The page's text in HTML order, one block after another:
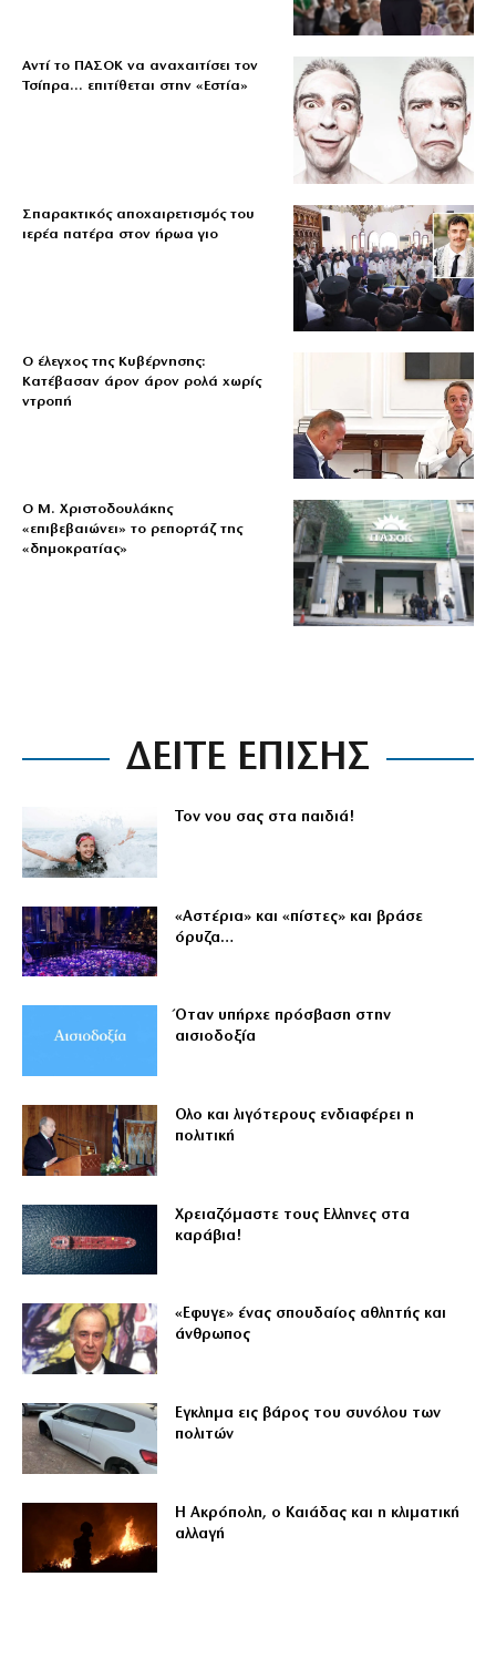
Αντί το ΠΑΣΟΚ να αναχαιτίσει τον
Τσίπρα… επιτίθεται στην «Εστία»
Σπαρακτικός αποχαιρετισμός του
ιερέα πατέρα στον ήρωα γιο
Ο έλεγχος της Κυβέρνησης:
Κατέβασαν άρον άρον ρολά χωρίς
ντροπή
O Μ. Χριστοδουλάκης
«επιβεβαιώνει» το ρεπορτάζ της
«δημοκρατίας»
ΔΕΙΤΕ ΕΠΙΣΗΣ
Τον νου σας στα παιδιά!
«Αστέρια» και «πίστες» και βράσε
όρυζα…
Όταν υπήρχε πρόσβαση στην
αισιοδοξία
Ολο και λιγότερους ενδιαφέρει η
πολιτική
Χρειαζόμαστε τους Eλληνες στα
καράβια!
«Εφυγε» ένας σπουδαίος αθλητής και
άνθρωπος
Εγκλημα εις βάρος του συνόλου των
πολιτών
Η Ακρόπολη, ο Καιάδας και η κλιματική
αλλαγή